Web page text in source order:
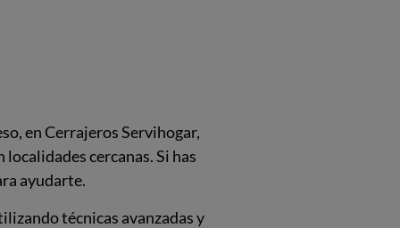
en Cerrajeros Servihogar,
cercanas. Si has
ayudarte.
técnicas avanzadas y